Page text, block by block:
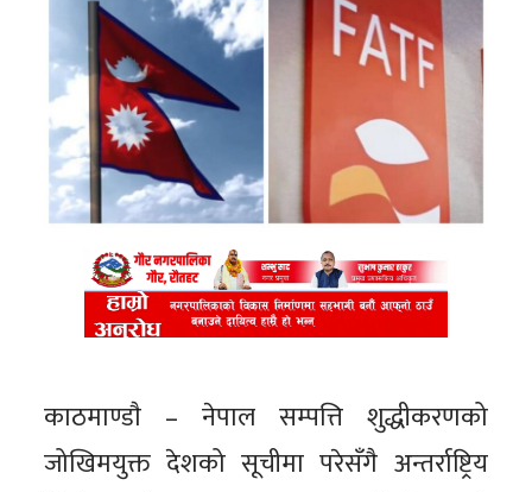
काठमाण्डाै – नेपाल सम्पत्ति शुद्धीकरणको
जोखिमयुक्त देशको सूचीमा परेसँगै अन्तर्राष्ट्रिय